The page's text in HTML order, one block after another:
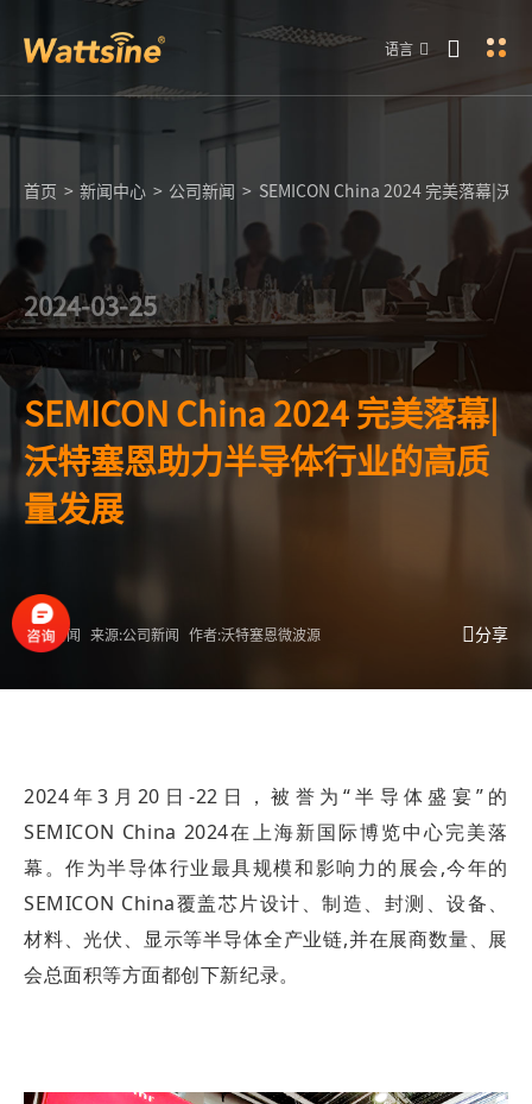
语言
首页 > 新闻中心 > 公司新闻 > SEMICON China 2024 完美落幕|沃
2024-03-25
SEMICON China 2024 完美落幕|
沃特塞恩助力半导体行业的高质
量发展
公司新闻 来源:公司新闻 作者:沃特塞恩微波源 分享
2024年3月20日-22日，被誉为“半导体盛宴”的
SEMICON China 2024在上海新国际博览中心完美落
幕。作为半导体行业最具规模和影响力的展会,今年的
SEMICON China覆盖芯片设计、制造、封测、设备、
材料、光伏、显示等半导体全产业链,并在展商数量、展
会总面积等方面都创下新纪录。